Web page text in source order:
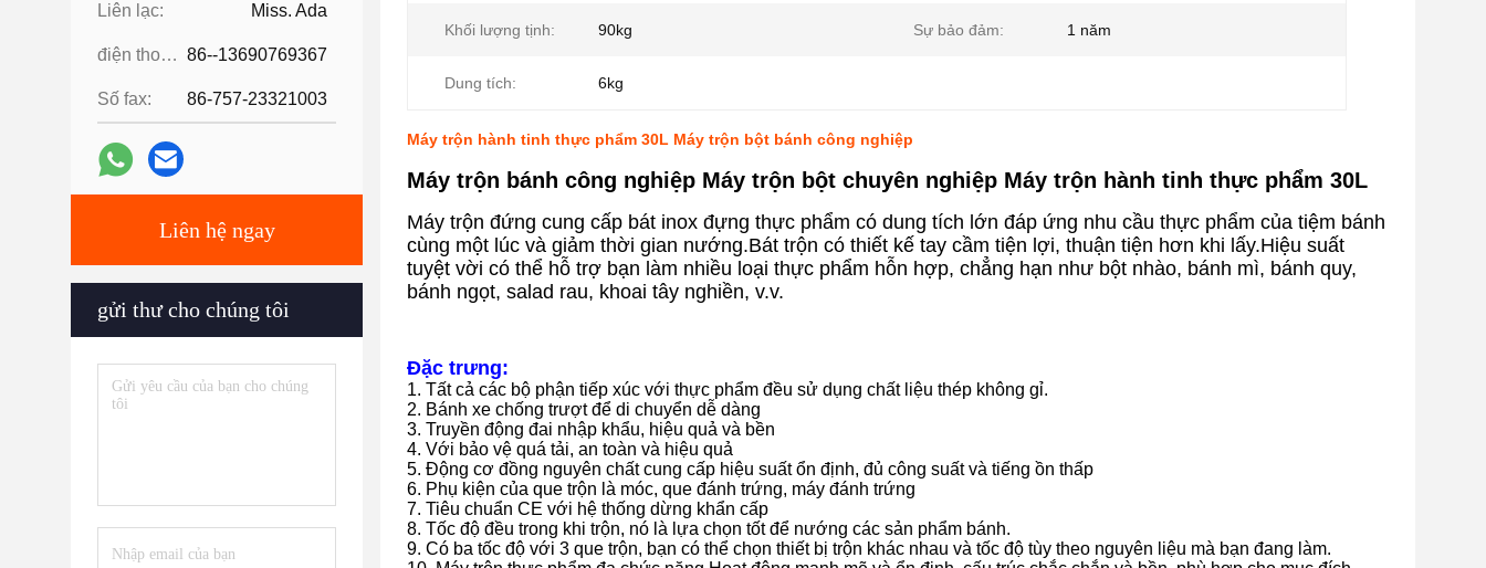
Liên lạc: Miss. Ada
điện thoại: 86--13690769367
Số fax: 86-757-23321003
Liên hệ ngay
gửi thư cho chúng tôi
Khối lượng tịnh: 90kg Sự bảo đảm: 1 năm
Dung tích: 6kg
Máy trộn hành tinh thực phẩm 30L Máy trộn bột bánh công nghiệp
Máy trộn bánh công nghiệp Máy trộn bột chuyên nghiệp Máy trộn hành tinh thực phẩm 30L
Máy trộn đứng cung cấp bát inox đựng thực phẩm có dung tích lớn đáp ứng nhu cầu thực phẩm của tiệm bánh
cùng một lúc và giảm thời gian nướng.Bát trộn có thiết kế tay cầm tiện lợi, thuận tiện hơn khi lấy.Hiệu suất
tuyệt vời có thể hỗ trợ bạn làm nhiều loại thực phẩm hỗn hợp, chẳng hạn như bột nhào, bánh mì, bánh quy,
bánh ngọt, salad rau, khoai tây nghiền, v.v.
Đặc trưng:
1. Tất cả các bộ phận tiếp xúc với thực phẩm đều sử dụng chất liệu thép không gỉ.
2. Bánh xe chống trượt để di chuyển dễ dàng
3. Truyền động đai nhập khẩu, hiệu quả và bền
4. Với bảo vệ quá tải, an toàn và hiệu quả
5. Động cơ đồng nguyên chất cung cấp hiệu suất ổn định, đủ công suất và tiếng ồn thấp
6. Phụ kiện của que trộn là móc, que đánh trứng, máy đánh trứng
7. Tiêu chuẩn CE với hệ thống dừng khẩn cấp
8. Tốc độ đều trong khi trộn, nó là lựa chọn tốt để nướng các sản phẩm bánh.
9. Có ba tốc độ với 3 que trộn, bạn có thể chọn thiết bị trộn khác nhau và tốc độ tùy theo nguyên liệu mà bạn đang làm.